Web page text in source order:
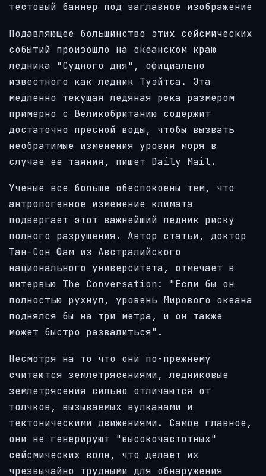
тестовый баннер под заглавное изображение
Подавляющее большинство этих сейсмических
событий произошло на океанском краю
ледника "Судного дня", официально
известного как ледник Туэйтса. Эта
медленно текущая ледяная река размером
примерно с Великобританию содержит
достаточно пресной воды, чтобы вызвать
необратимые изменения уровня моря в
случае ее таяния, пишет Daily Mail.
Ученые все больше обеспокоены тем, что
антропогенное изменение климата
подвергает этот важнейший ледник риску
полного разрушения. Автор статьи, доктор
Тан-Сон Фам из Австралийского
национального университета, отмечает в
интервью The Conversation: "Если бы он
полностью рухнул, уровень Мирового океана
поднялся бы на три метра, и он также
может быстро развалиться".
Несмотря на то что они по-прежнему
считаются землетрясениями, ледниковые
землетрясения сильно отличаются от
толчков, вызываемых вулканами и
тектоническими движениями. Самое главное,
они не генерируют "высокочастотных"
сейсмических волн, что делает их
чрезвычайно трудными для обнаружения